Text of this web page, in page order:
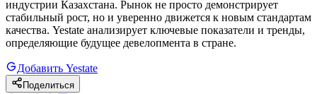
индустрии Казахстана. Рынок не просто демонстрирует
стабильный рост, но и уверенно движется к новым стандартам
качества. Yestate анализирует ключевые показатели и тренды,
определяющие будущее девелопмента в стране.
Добавить Yestate
Поделиться